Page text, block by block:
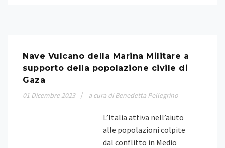
Nave Vulcano della Marina Militare a
supporto della popolazione civile di
Gaza
01 Dicembre 2023 a cura di Benedetta Pellegrino
L’Italia attiva nell’aiuto
alle popolazioni colpite
dal conflitto in Medio